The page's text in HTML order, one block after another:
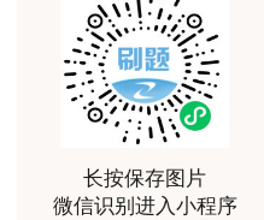
感谢教育网的多年支持
用户m9****66
老师讲课认真负责，要
老师讲课认真负责，要
长按保存图片
微信识别进入小程序